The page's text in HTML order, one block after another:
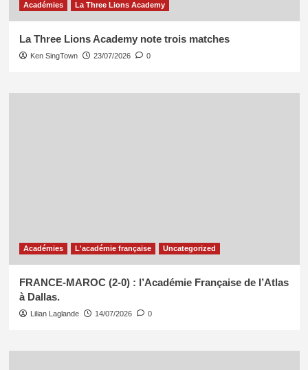
Académies La Three Lions Academy
La Three Lions Academy note trois matches
Ken SingTown 23/07/2026 0
Académies L'académie française Uncategorized
FRANCE-MAROC (2-0) : l’Académie Française de l’Atlas
à Dallas.
Lilian Laglande 14/07/2026 0